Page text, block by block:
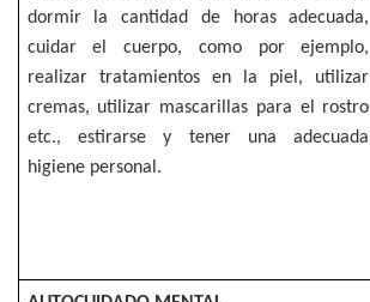
dormir la cantidad de horas adecuada,
cuidar el cuerpo, como por ejemplo,
realizar tratamientos en la piel, utilizar
cremas, utilizar mascarillas para el rostro
etc., estirarse y tener una adecuada
higiene personal.